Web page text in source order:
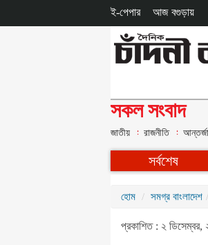
ই-পেপার আজ বগুড়ায়
সকল সংবাদ
জাতীয় রাজনীতি
সর্বশেষ
হোম সমগ্র বাংলাদেশ
প্রকাশিত : ২